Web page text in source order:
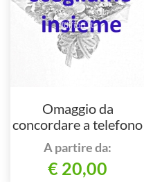
Omaggio da
concordare a telefono
al numero 051
877622 oppure al
348 3243607
A partire da:
€ 20,00